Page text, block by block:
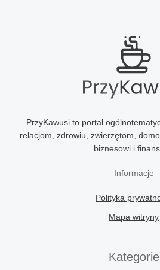
PrzyKawusi to portal
relacjom, zdrowiu, zwierzętom,
biznesowi i
Informacje
Polityka
Mapa witryny
Kategorie